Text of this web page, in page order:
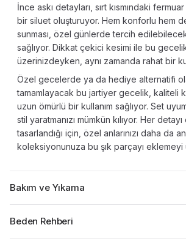
İnce askı detayları, sırt kısmındaki
bir siluet oluşturuyor. Hem konforlu hem
sunması, özel günlerde tercih
sağlıyor. Dikkat çekici kesimi ile bu
üzerinizdeyken, aynı zamanda rahat bir
Özel gecelerde ya da hediye alternatifi
tamamlayacak bu jartiyer gecelik, kaliteli
uzun ömürlü bir kullanım sağlıyor. Set
stil yaratmanızı mümkün kılıyor. Her
tasarlandığı için, özel anlarınızı daha da
koleksiyonunuza bu şık parçayı eklemeyi
Bakım ve Yıkama
Beden Rehberi